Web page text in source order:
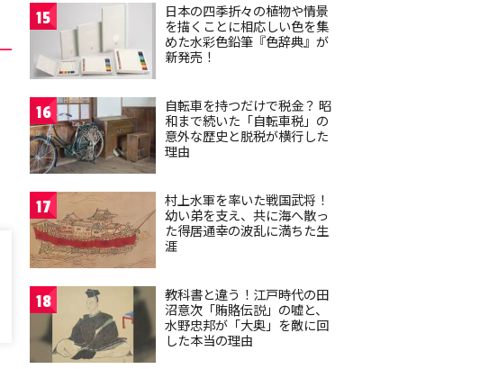
15
日本の四季折々の植物や情景
を描くことに相応しい色を集
めた水彩色鉛筆『色辞典』が
新発売！
16
自転車を持つだけで税金？ 昭
和まで続いた「自転車税」の
意外な歴史と脱税が横行した
理由
17
村上水軍を率いた戦国武将！
幼い弟を支え、共に海へ散っ
た得居通幸の波乱に満ちた生
涯
18
教科書と違う！江戸時代の田
沼意次「賄賂伝説」の嘘と、
水野忠邦が「大奥」を敵に回
した本当の理由